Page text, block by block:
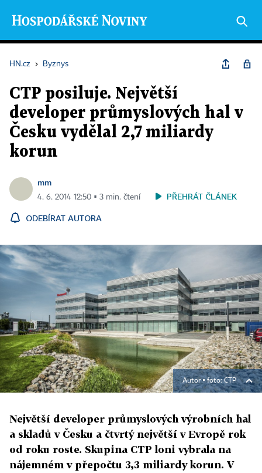
HN.cz › Byznys
CTP posiluje. Největší
developer průmyslových hal v
Česku vydělal 2,7 miliardy
korun
mm
4. 6. 2014 12:50 ▪ 3 min. čtení PŘEHRÁT ČLÁNEK
ODEBÍRAT AUTORA
Autor ▪foto: CTP
Největší developer průmyslových výrobních hal
a skladů v Česku a čtvrtý největší v Evropě rok
od roku roste. Skupina CTP loni vybrala na
nájemném v přepočtu 3,3 miliardy korun. V